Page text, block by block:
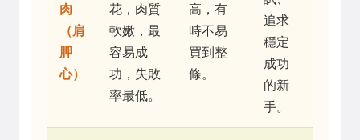
肉
（肩
胛
心）
花，肉質
軟嫩，最
容易成
功，失敗
率最低。
高，有
時不易
買到整
條。
追求
穩定
成功
的新
手。